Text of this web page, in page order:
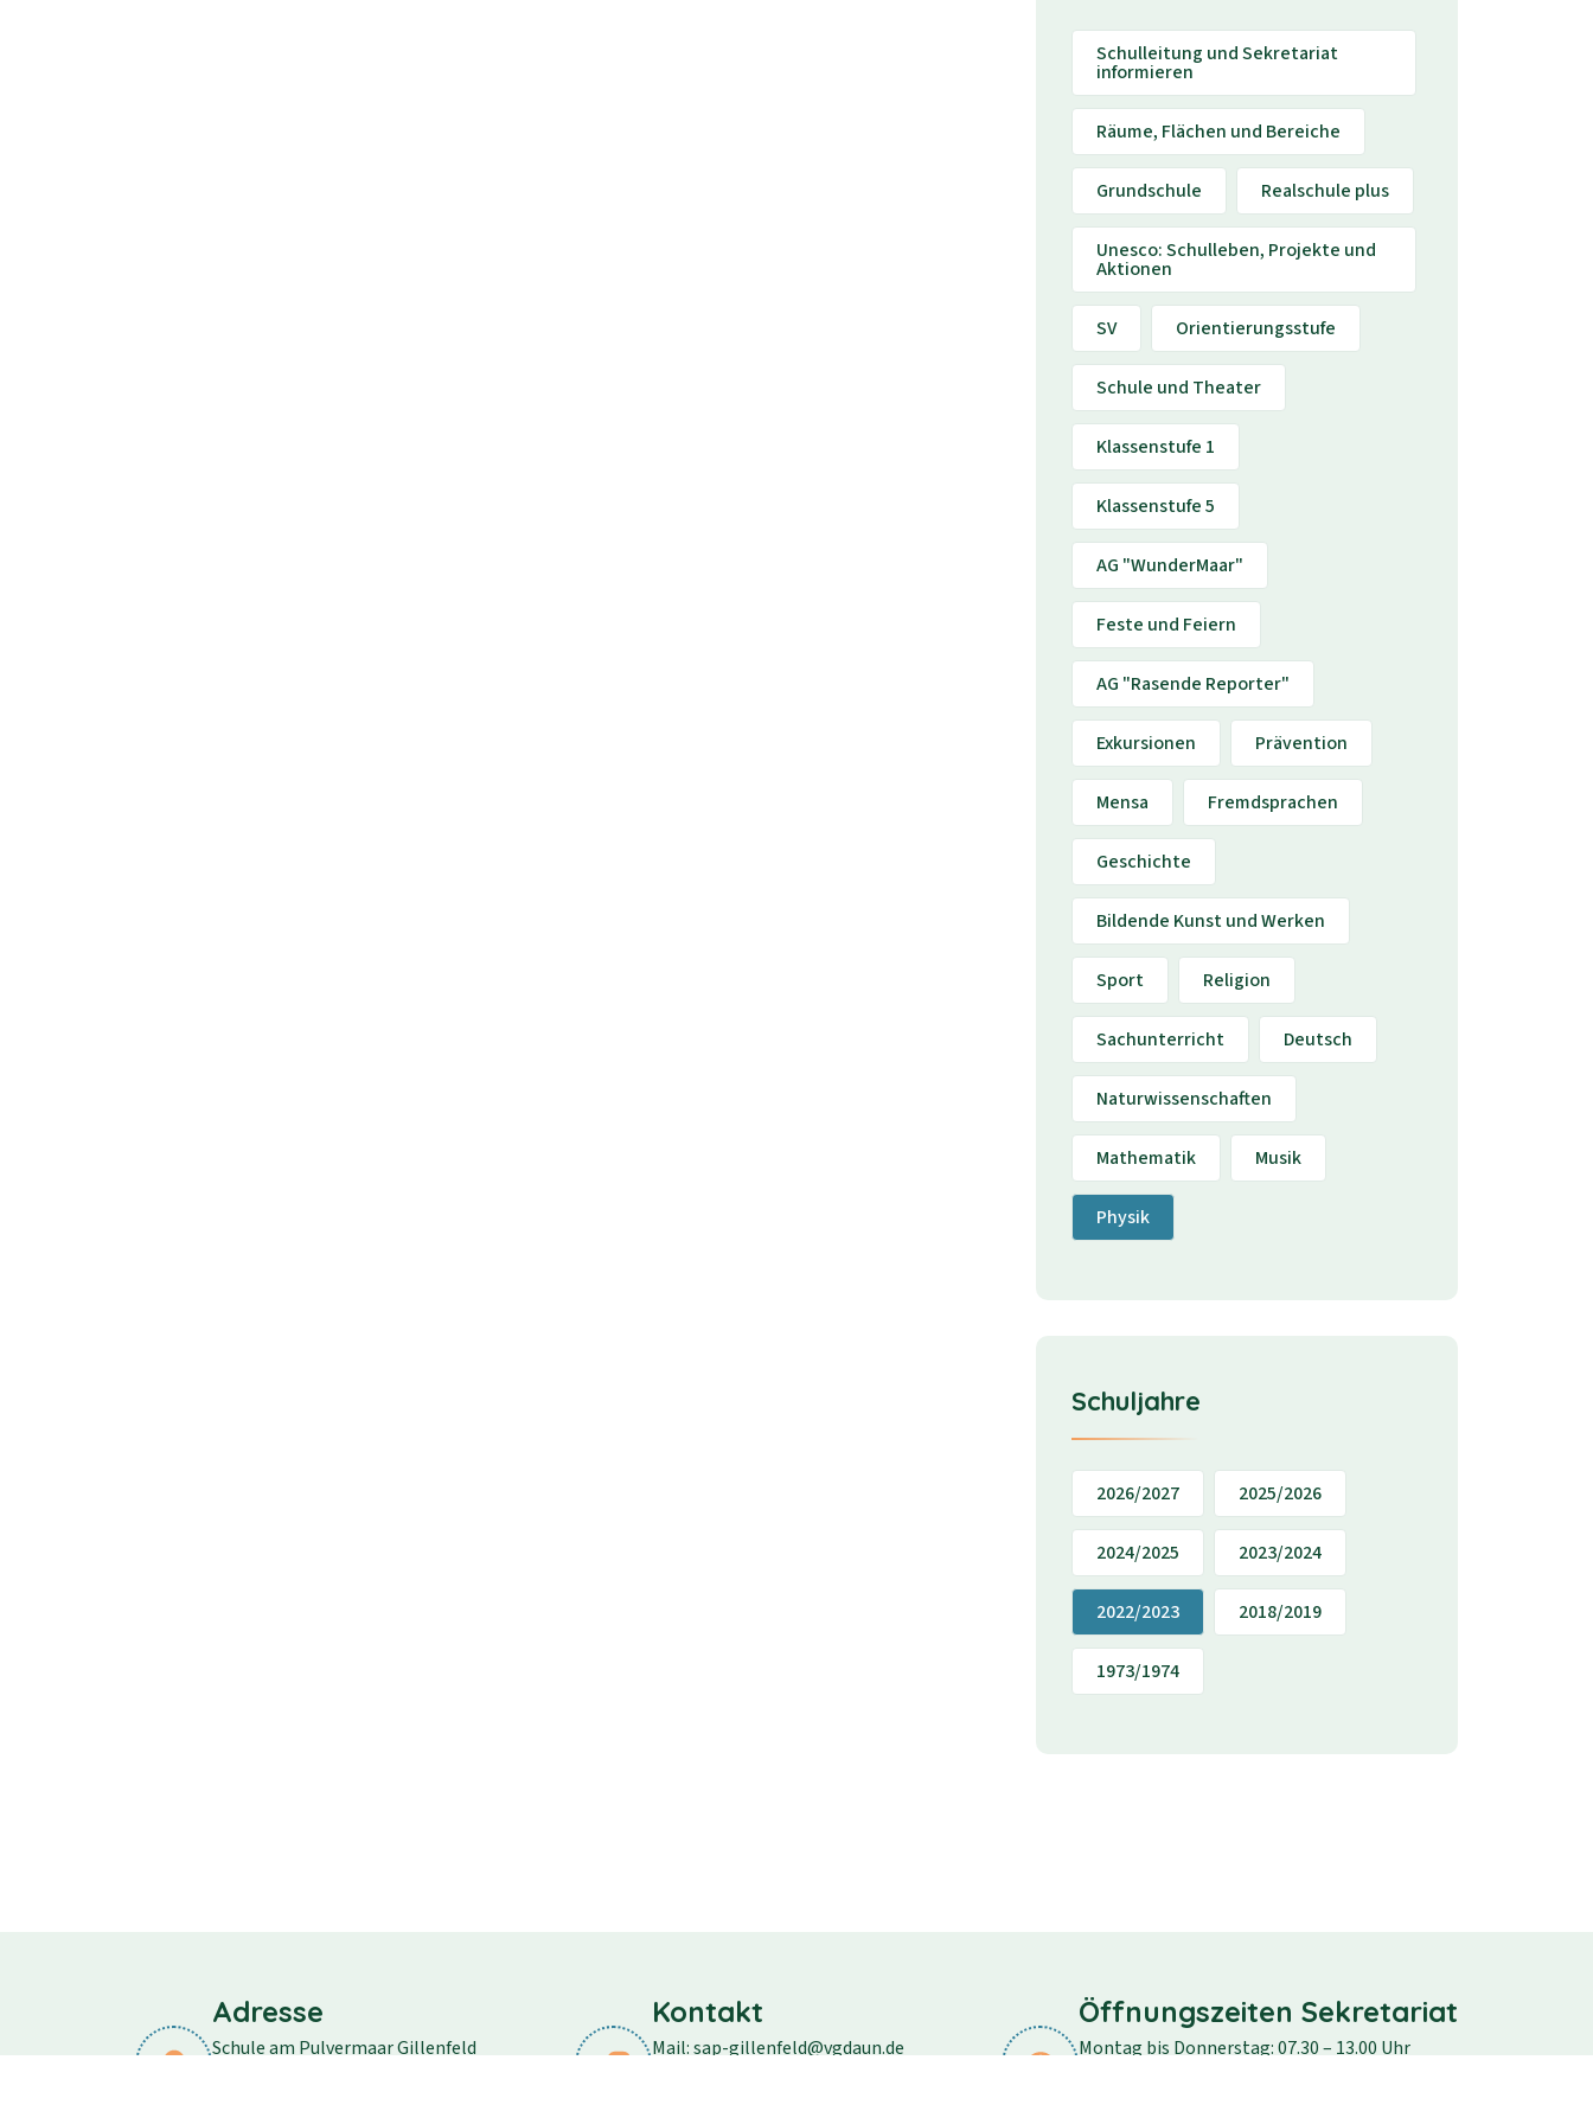
Schulleitung und Sekretariat
informieren
Räume, Flächen und Bereiche
Grundschule Realschule plus
Unesco: Schulleben, Projekte und
Aktionen
SV Orientierungsstufe
Schule und Theater
Klassenstufe 1
Klassenstufe 5
AG "WunderMaar"
Feste und Feiern
AG "Rasende Reporter"
Exkursionen Prävention
Mensa Fremdsprachen
Geschichte
Bildende Kunst und Werken
Sport Religion
Sachunterricht Deutsch
Naturwissenschaften
Mathematik Musik
Physik
Schuljahre
2026/2027 2025/2026
2024/2025 2023/2024
2022/2023 2018/2019
1973/1974
Adresse
Schule am Pulvermaar Gillenfeld
Kontakt
Mail: sap-gillenfeld@vgdaun.de
Öffnungszeiten Sekretariat
Montag bis Donnerstag: 07.30 – 13.00 Uhr